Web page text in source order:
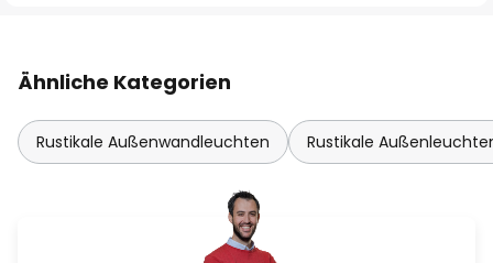
Ähnliche Kategorien
Rustikale Außenwandleuchten Rustikale